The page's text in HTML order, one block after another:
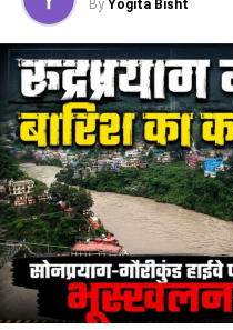
आपातकालीन परिचालन केंद्र के
रिस्पांस फोर्स (SDRF) और
(DDRF) बसुकेदार की टीमों को
गया। बचाव दल ने गदेरे और
अभियान चलाया।
By Yogita Bisht